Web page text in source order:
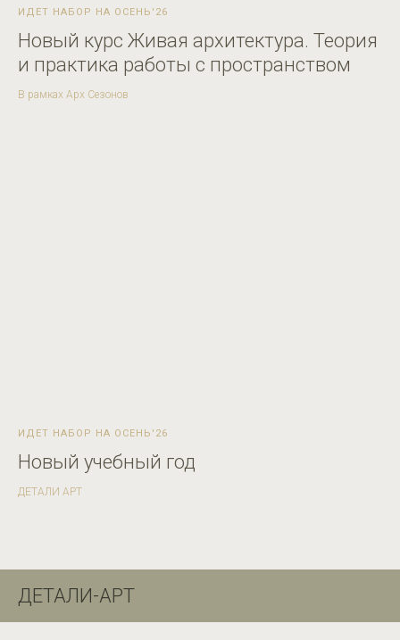
ИДЕТ НАБОР НА ОСЕНЬ'26
Новый курс Живая архитектура. Теория
и практика работы с пространством
В рамках Арх Сезонов
ИДЕТ НАБОР НА ОСЕНЬ'26
Новый учебный год
ДЕТАЛИ АРТ
ДЕТАЛИ-АРТ